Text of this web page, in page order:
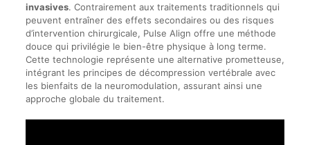
invasives. Contrairement aux traitements traditionnels qui
peuvent entraîner des effets secondaires ou des risques
d’intervention chirurgicale, Pulse Align offre une méthode
douce qui privilégie le bien-être physique à long terme.
Cette technologie représente une alternative prometteuse,
intégrant les principes de décompression vertébrale avec
les bienfaits de la neuromodulation, assurant ainsi une
approche globale du traitement.